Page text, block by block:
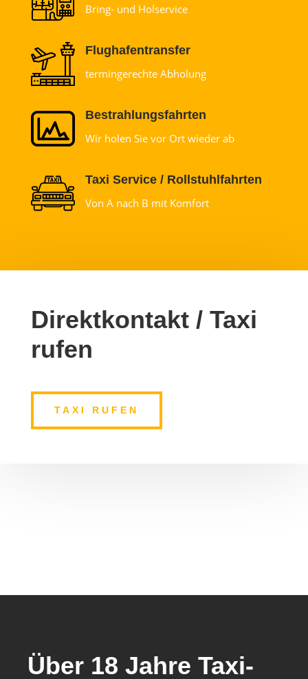
Bring- und Holservice
Flughafentransfer
termingerechte Abholung
Bestrahlungsfahrten
Wir holen Sie vor Ort wieder ab
Taxi Service / Rollstuhlfahrten
Von A nach B mit Komfort
Direktkontakt / Taxi
rufen
TAXI RUFEN
Über 18 Jahre Taxi-